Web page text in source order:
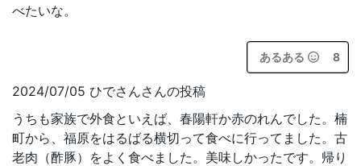
べたいな。
あるある 8
2024/07/05 ひでさんさんの投稿
うちも家族で外食といえば、春陽軒か赤のれんでした。楠
町から、福原をはるばる横切って食べに行ってました。古
老肉（酢豚）をよく食べました。美味しかったです。帰り